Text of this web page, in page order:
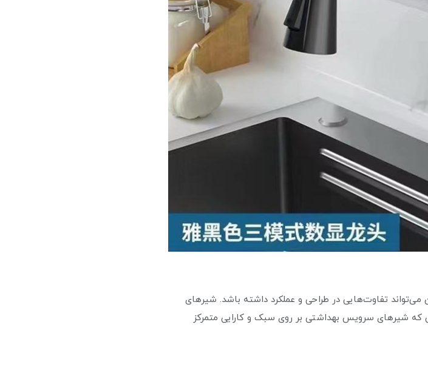
تفاوت‌هایی در طراحی و عملکرد داشته باشد. شیرهای
که شیرهای سرویس بهداشتی بر روی سبک و کارایی متمرکز